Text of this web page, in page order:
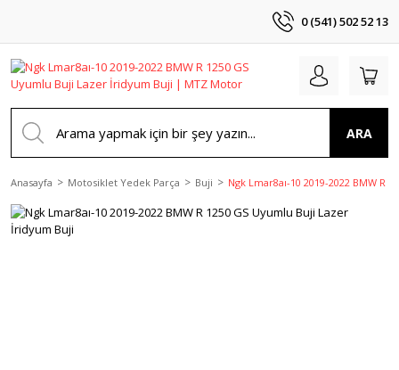
0 (541) 502 52 13
ARA
Anasayfa Motosiklet Yedek Parça Buji Ngk Lmar8aı-10 2019-2022 BMW R